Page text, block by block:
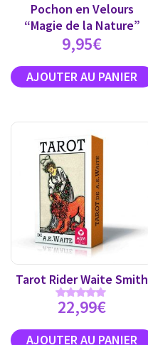
Pochon en Velours
“Magie de la Nature”
9,95€
Tarot Rider Waite Smith
Note
4.89
22,99€